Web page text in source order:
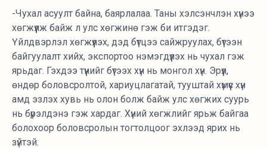
-Чухал асуулт байна, баярлалаа. Таны хэлсэнчлэн хүнээ
хөгжүүлж байж л улс хөгжинө гэж би итгэдэг.
Үйлдвэрлэл хөгжүүлэх, дэд бүтцээ сайжруулах, бүтээн
байгуулалт хийх, экспортоо нэмэгдүүлэх нь чухал гэж
ярьдаг. Гэхдээ түүнийг бүтээх хүн нь монгол хүн. Эрүүл,
өндөр боловсролтой, хариуцлагатай, тууштай хүмүүс хүн
амд эзлэх хувь нь олон болж байж улс хөгжих суурь
нь бүрэлдэнэ гэж хардаг. Хүний хөгжлийг ярьж байгаа
болохоор боловсролын тогтолцоог эхлээд ярих нь
зүйтэй.